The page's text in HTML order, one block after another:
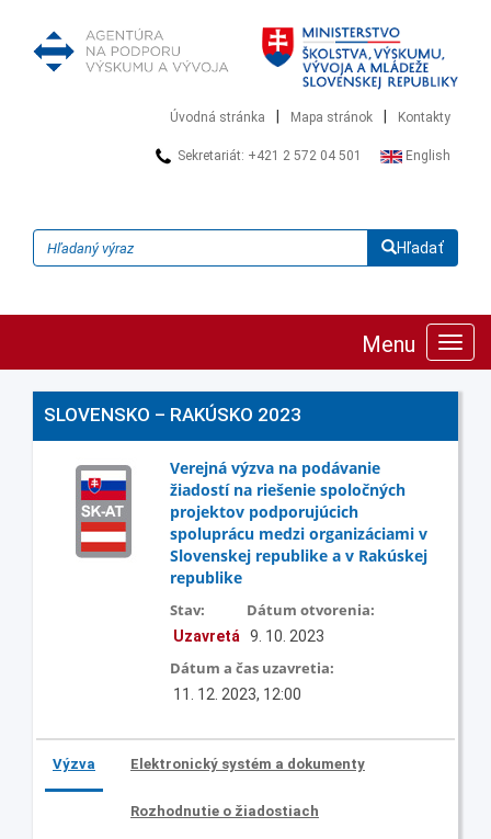
Úvodná stránka Mapa stránok Kontakty
Sekretariát: +421 2 572 04 501 English
Hľadať
Menu
SLOVENSKO – RAKÚSKO 2023
Verejná výzva na podávanie
žiadostí na riešenie spoločných
projektov podporujúcich
spoluprácu medzi organizáciami v
Slovenskej republike a v Rakúskej
republike
Stav:
Uzavretá
Dátum otvorenia:
9. 10. 2023
Dátum a čas uzavretia:
11. 12. 2023, 12:00
Výzva Elektronický systém a dokumenty
Rozhodnutie o žiadostiach